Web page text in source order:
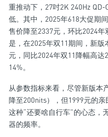
重推动下，27吋2K 240Hz
低。其中，2025年618大促期
售价降至2337元，环比2024
是，在2025年双11期间，新
元，同比2024年双11降幅高达
14%。
从参数指标来看，尽管新版本
降至200nits），但1999元的亲
这种“还要啥自行车”的心态，
器的频率。